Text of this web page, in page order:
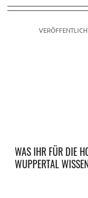
WAS IHR FÜR DIE
WUPPERTAL